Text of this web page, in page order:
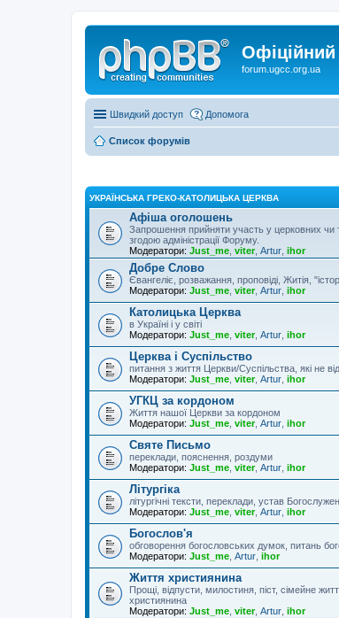
Офіційний
forum.ugcc.org.ua
Швидкий доступ Допомога
Список форумів
УКРАЇНСЬКА ГРЕКО-КАТОЛИЦЬКА ЦЕРКВА
Афіша оголошень
Запрошення прийняти участь у церковних чи
згодою адміністрації Форуму.
Модератори: Just_me viter, Artur ihor
Добре Слово
Євангеліє, розважання, проповіді, Житія,
Модератори: Just_me viter, Artur ihor
Католицька Церква
в Україні і у світі
Модератори: Just_me viter, Artur ihor
Церква і Суспільство
питання з життя Церкви/Суспільства, які не
Модератори: Just_me viter, Artur ihor
УГКЦ за кордоном
Життя нашої Церкви за кордоном
Модератори: Just_me viter, Artur ihor
Святе Письмо
переклади, пояснення, роздуми
Модератори: Just_me viter, Artur ihor
Літургіка
літургічні тексти, переклади, устав
Модератори: Just_me viter, Artur ihor
Богослов'я
обговорення богословських думок, питань
Модератори: Just_me Artur ihor
Життя християнина
Прощі, відпусти, милостиня, піст, сімейне
християнина
Модератори: Just_me viter, Artur ihor